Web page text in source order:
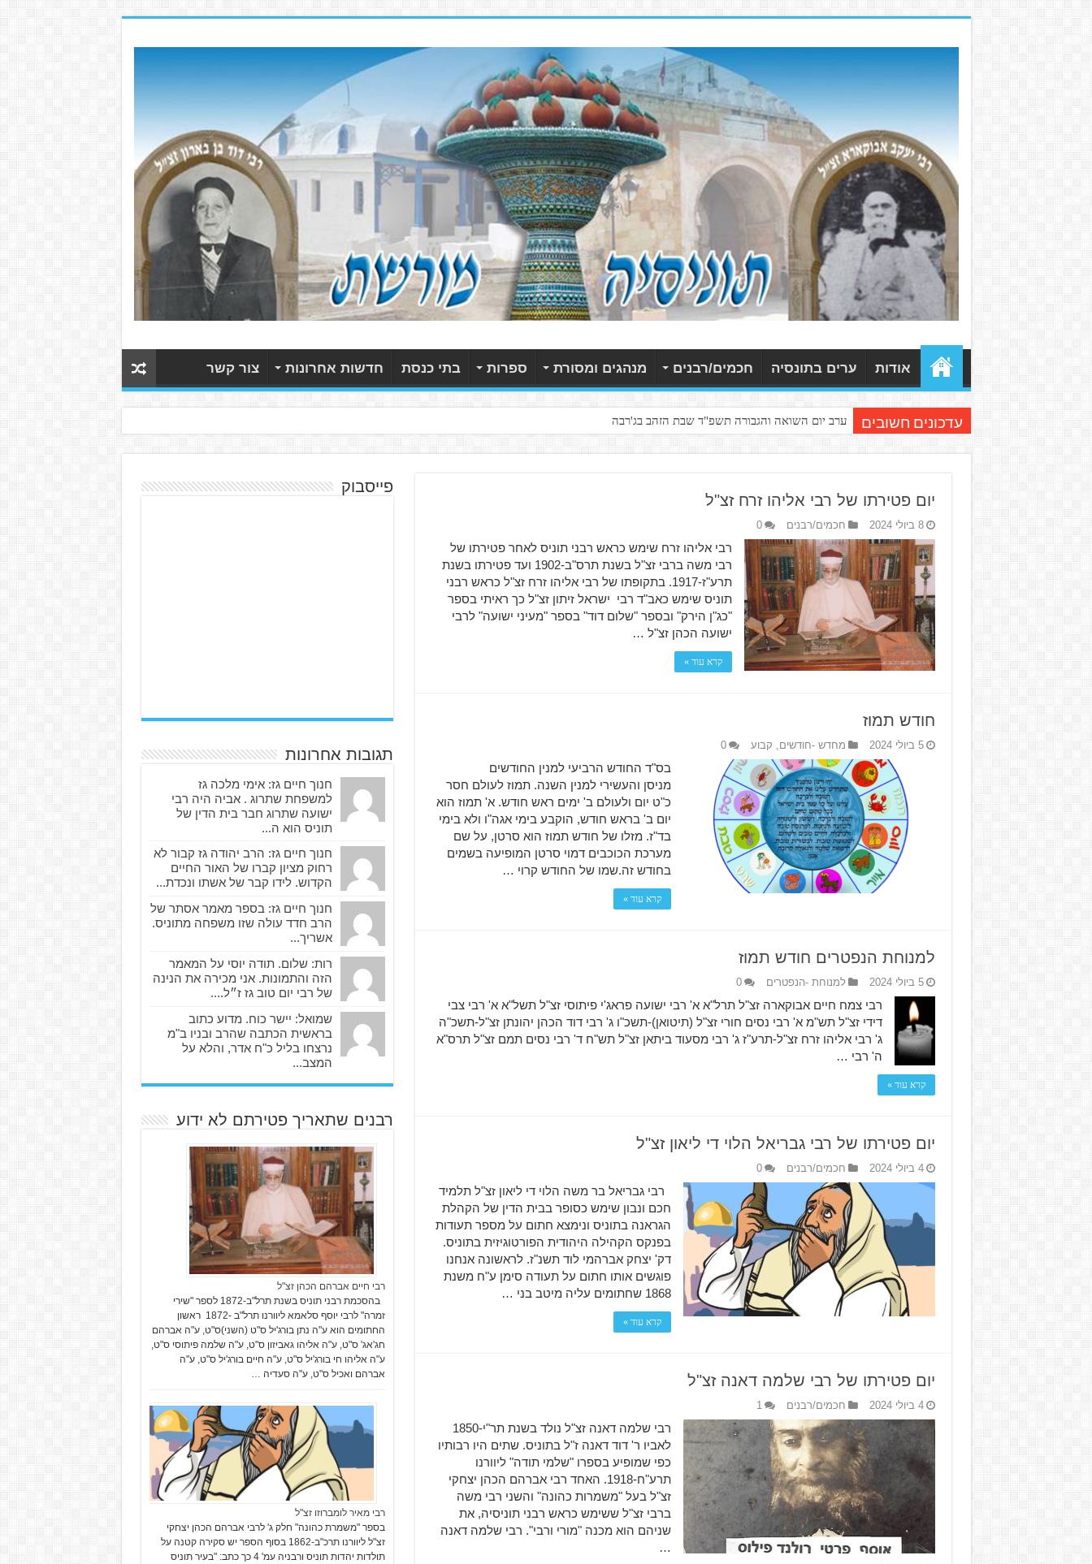
אודות ערים בתונסיה חכמים/רבנים מנהגים ומסורת ספרות בתי כנסת חדשות אחרונות צור קשר
עדכונים חשובים ערב יום השואה והגבורה תשפ"ד שבת הזהב בג'רבה
יום פטירתו של רבי אליהו זרח זצ"ל
8 ביולי 2024 חכמים/רבנים 0
רבי אליהו זרח שימש כראש רבני תוניס לאחר פטירתו של
רבי משה ברבי זצ"ל בשנת תרס"ב-1902 ועד פטירתו בשנת
תרע"ז-1917. בתקופתו של רבי אליהו זרח זצ"ל כראש רבני
תוניס שימש כאב"ד רבי ישראל זיתון זצ"ל כך ראיתי בספר
"כג"ן הירק" ובספר "שלום דוד" בספר "מעיני ישועה" לרבי
ישועה הכהן זצ"ל …
קרא עוד »
חודש תמוז
5 ביולי 2024 מחדש -חודשים, קבוע 0
בס"ד החודש הרביעי למנין החודשים
מניסן והעשירי למנין השנה. תמוז לעולם חסר
כ"ט יום ולעולם ב' ימים ראש חודש. א' תמוז הוא
יום ב' בראש חודש, הוקבע בימי אגה"ו ולא בימי
בד"ז. מזלו של חודש תמוז הוא סרטן, על שם
מערכת הכוכבים דמוי סרטן המופיעה בשמים
בחודש זה.שמו של החודש קרוי …
קרא עוד »
למנוחת הנפטרים חודש תמוז
5 ביולי 2024 למנוחת -הנפטרים 0
רבי צמח חיים אבוקארה זצ"ל תרל"א א' רבי ישועה פראג'י פיתוסי זצ"ל תשל"א א' רבי צבי
דידי זצ"ל תש"מ א' רבי נסים חורי זצ"ל (תיטואן)-תשכ"ו ג' רבי דוד הכהן יהונתן זצ"ל-תשכ"ה
ג' רבי אליהו זרח זצ"ל-תרע"ז ג' רבי מסעוד ביתאן זצ"ל תש"ח ד' רבי נסים תמם זצ"ל תרס"א
ה' רבי …
קרא עוד »
יום פטירתו של רבי גבריאל הלוי די ליאון זצ"ל
4 ביולי 2024 חכמים/רבנים 0
רבי גבריאל בר משה הלוי די ליאון זצ"ל תלמיד
חכם ונבון שימש כסופר בבית הדין של הקהלת
הגראנה בתוניס ונימצא חתום על מספר תעודות
בפנקס הקהילה היהודית הפורטוגיזית בתוניס.
דק' יצחק אברהמי לוד תשנ"ז. לראשונה אנחנו
פוגשים אותו חתום על תעודה סימן ע"ח משנת
1868 שחתומים עליה מיטב בני …
קרא עוד »
יום פטירתו של רבי שלמה דאנה זצ"ל
4 ביולי 2024 חכמים/רבנים 1
רבי שלמה דאנה זצ"ל נולד בשנת תר"י-1850
לאביו ר' דוד דאנה ז"ל בתוניס. שתים היו רבותיו
כפי שמופיע בספרו "שלמי תודה" ליוורנו
תרע"ח-1918. האחד רבי אברהם הכהן יצחקי
זצ"ל בעל "משמרות כהונה" והשני רבי משה
ברבי זצ"ל ששימש כראש רבני תוניסיה, את
שניהם הוא מכנה "מורי ורבי". רבי שלמה דאנה
…
פייסבוק
תגובות אחרונות
חנוך חיים גז: אימי מלכה גז
למשפחת שתרוג . אביה היה רבי
ישועה שתרוג חבר בית הדין של
תוניס הוא ה...
חנוך חיים גז: הרב יהודה גז קבור לא
רחוק מציון קברו של האור החיים
הקדוש. לידו קבר של אשתו ונכדת...
חנוך חיים גז: בספר מאמר אסתר של
הרב חדד עולה שזו משפחה מתוניס.
אשריך...
רות: שלום. תודה יוסי על המאמר
הזה והתמונות. אני מכירה את הנינה
של רבי יום טוב גז ז״ל....
שמואל: יישר כוח. מדוע כתוב
בראשית הכתבה שהרב ובניו ב"מ
נרצחו בליל כ"ח אדר, והלא על
המצב...
רבנים שתאריך פטירתם לא ידוע
רבי חיים אברהם הכהן זצ"ל
בהסכמת רבני תוניס בשנת תרל"ב-1872 לספר "שירי
זמרה" לרבי יוסף סלאמא ליוורנו תרל"ב -1872 ראשון
החתומים הוא ע"ה נתן בורג'יל ס"ט (השני)ס"ט, ע"ה אברהם
חג'אג' ס"ט, ע"ה אליהו גאביזון ס"ט, ע"ה שלמה פיתוסי ס"ט,
ע"ה אליהו חי בורג'יל ס"ט, ע"ה חיים בורג'יל ס"ט, ע"ה
אברהם ואכיל ס"ט, ע"ה סעדיה …
רבי מאיר לומברוזו זצ"ל
בספר "משמרת כהונה" חלק ג' לרבי אברהם הכהן יצחקי
זצ"ל ליוורנו תרכ"ב-1862 בסוף הספר יש סקירה קטנה על
תולדות יהדות תוניס ורבניה עמ' 4 כך כתב: "בעיר תוניס